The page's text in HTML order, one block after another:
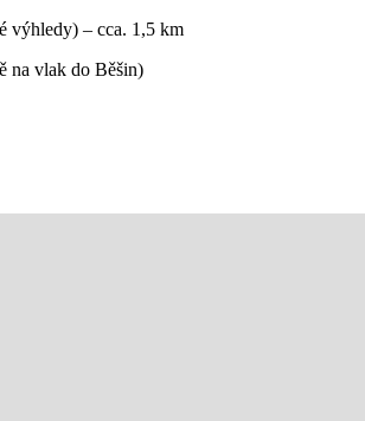
výhledy) – cca. 1,5 km
na vlak do Běšin)